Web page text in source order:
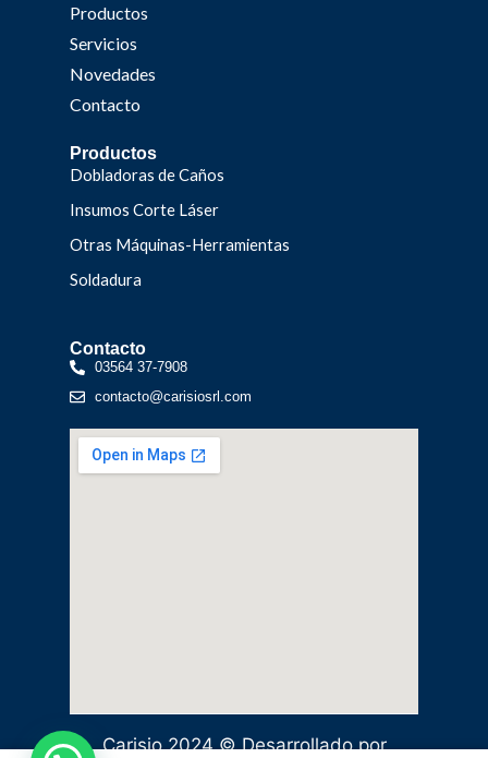
Productos
Servicios
Novedades
Contacto
Productos
Dobladoras de Caños
Insumos Corte Láser
Otras Máquinas-Herramientas
Soldadura
Contacto
03564 37-7908
contacto@carisiosrl.com
Carisio 2024 © Desarrollado por